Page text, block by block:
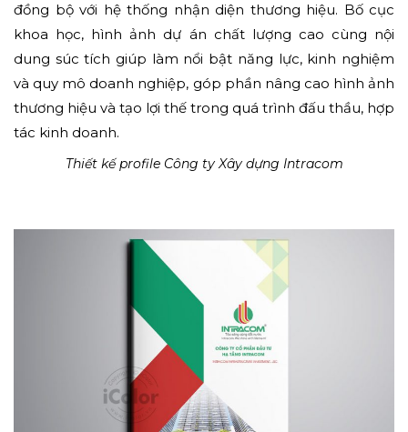
đồng bộ với hệ thống nhận diện thương hiệu. Bố cục
khoa học, hình ảnh dự án chất lượng cao cùng nội
dung súc tích giúp làm nổi bật năng lực, kinh nghiệm
và quy mô doanh nghiệp, góp phần nâng cao hình ảnh
thương hiệu và tạo lợi thế trong quá trình đấu thầu, hợp
tác kinh doanh.
Thiết kế profile Công ty Xây dựng Intracom